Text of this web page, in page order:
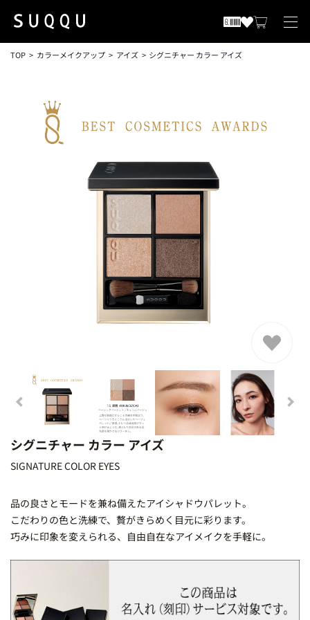
TOP カラーメイクアップ アイズ シグニチャー カラー アイズ
シグニチャー カラー アイズ
SIGNATURE COLOR EYES
品の良さとモードを兼ね備えたアイシャドウパレット。
こだわりの色と洗練で、贅がきらめく目元に彩ります。
巧みに印象を変えられる、自由自在なアイメイクを手軽に。